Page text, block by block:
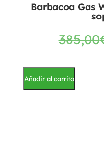
Barbacoa Gas
385,00
Añadir al carrito